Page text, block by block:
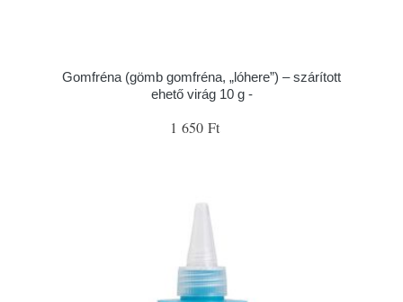
Gomfréna (gömb gomfréna, „lóhere”) – szárított
ehető virág 10 g -
1 650 Ft